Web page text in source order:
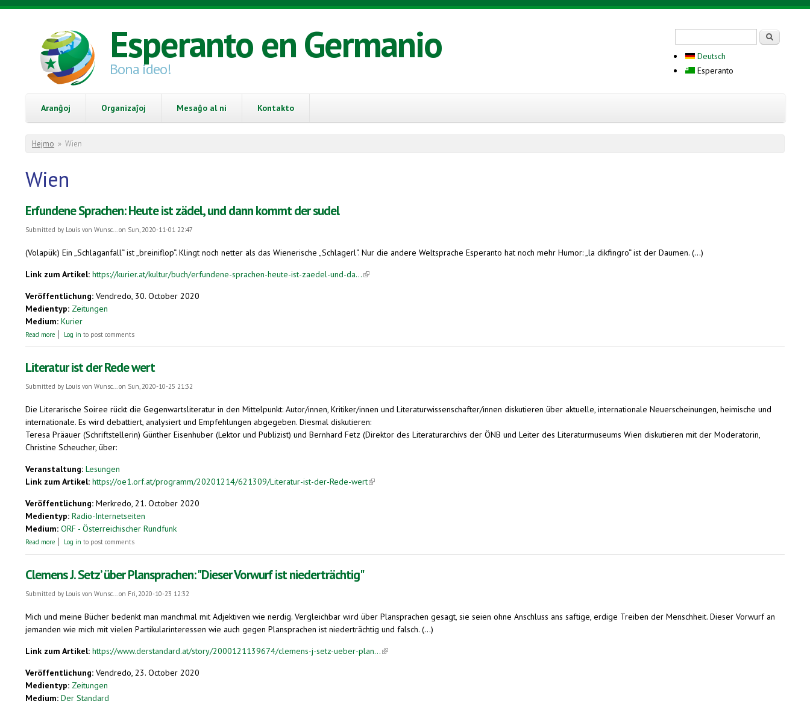
Skip to main content
Esperanto en Germanio
Bona ideo!
Deutsch
Esperanto
Aranĝoj Organizaĵoj Mesaĝo al ni Kontakto
You are here
Hejmo » Wien
Wien
Erfundene Sprachen: Heute ist zädel, und dann kommt der sudel
Submitted by Louis von Wunsc...on Sun, 2020-11-01 22:47
(Volapük:) Ein „Schlaganfall“ ist „breiniflop“. Klingt noch netter als das Wienerische „Schlagerl“. Nur die andere Weltsprache Esperanto hat noch mehr Humor: „la dikfingro“ ist der Daumen. (...)
Link zum Artikel: https://kurier.at/kultur/buch/erfundene-sprachen-heute-ist-zaedel-und-da...(link is external)
Veröffentlichung: Vendredo, 30. October 2020
Medientyp: Zeitungen
Medium: Kurier
Read more about Erfundene Sprachen: Heute ist zädel, und dann kommt der sudel
Log in to post comments
Literatur ist der Rede wert
Submitted by Louis von Wunsc...on Sun, 2020-10-25 21:32
Die Literarische Soiree rückt die Gegenwartsliteratur in den Mittelpunkt: Autor/innen, Kritiker/innen und Literaturwissenschafter/innen diskutieren über aktuelle, internationale Neuerscheinungen, heimische und
internationale. Es wird debattiert, analysiert und Empfehlungen abgegeben. Diesmal diskutieren:
Teresa Präauer (Schriftstellerin) Günther Eisenhuber (Lektor und Publizist) und Bernhard Fetz (Direktor des Literaturarchivs der ÖNB und Leiter des Literaturmuseums Wien diskutieren mit der Moderatorin,
Christine Scheucher, über:
Veranstaltung: Lesungen
Link zum Artikel: https://oe1.orf.at/programm/20201214/621309/Literatur-ist-der-Rede-wert(link is external)
Veröffentlichung: Merkredo, 21. October 2020
Medientyp: Radio-Internetseiten
Medium: ORF - Österreichischer Rundfunk
Read more about Literatur ist der Rede wert
Log in to post comments
Clemens J. Setz’ über Plansprachen: "Dieser Vorwurf ist niederträchtig"
Submitted by Louis von Wunsc...on Fri, 2020-10-23 12:32
Mich und meine Bücher bedenkt man manchmal mit Adjektiven wie nerdig. Vergleichbar wird über Plansprachen gesagt, sie seien ohne Anschluss ans saftige, erdige Treiben der Menschheit. Dieser Vorwurf an
jemanden wie mich mit vielen Partikularinteressen wie auch gegen Plansprachen ist niederträchtig und falsch. (...)
Link zum Artikel: https://www.derstandard.at/story/2000121139674/clemens-j-setz-ueber-plan...(link is external)
Veröffentlichung: Vendredo, 23. October 2020
Medientyp: Zeitungen
Medium: Der Standard